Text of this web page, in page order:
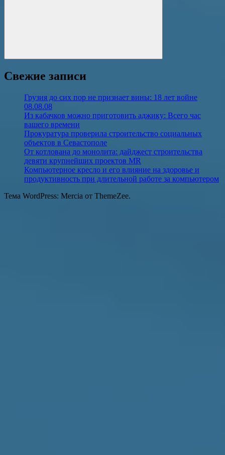
Поиск
Свежие записи
Грузия до сих пор не признает вины: 18 лет войне
08.08.08
Из кабачков можно приготовить аджику: Всего час
вашего времени
Прокуратура проверила строительство социальных
объектов в Севастополе
От котлована до монолита: дайджест строительства
девяти крупнейших проектов MR
Компьютерное кресло и его влияние на здоровье и
продуктивность при длительной работе за компьютером
Тема WordPress: Mercia от ThemeZee.